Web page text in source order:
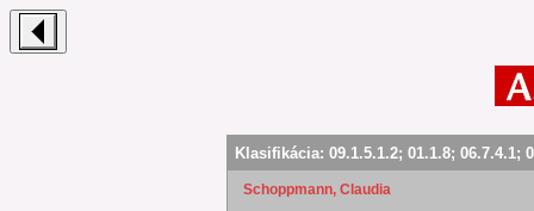
Klasifikácia: 09.1.5.1.2; 01.1.8; 06.7.4.1;
Schoppmann, Claudia